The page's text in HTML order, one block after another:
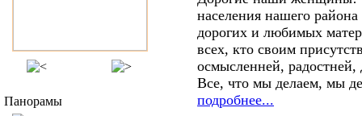
Панорамы
населения нашего
дорогих и любимых
всех, кто своим
осмысленней, радостней,
Все, что мы делаем, мы
подробнее...